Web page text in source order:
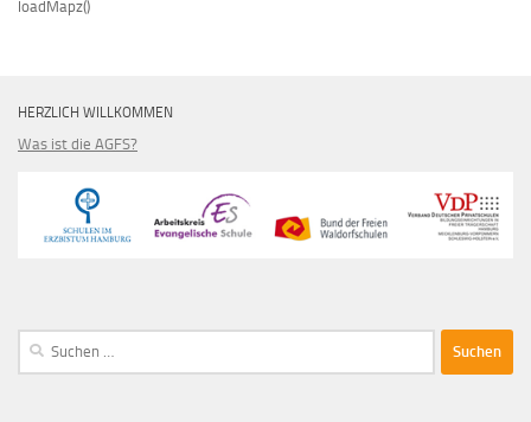
loadMapz()
HERZLICH WILLKOMMEN
Was ist die AGFS?
Suche